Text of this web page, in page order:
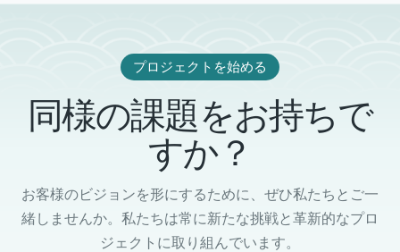
プロジェクトを始める
同様の課題をお持ちで
すか？
お客様のビジョンを形にするために、ぜひ私たちとご一
緒しませんか。私たちは常に新たな挑戦と革新的なプロ
ジェクトに取り組んでいます。